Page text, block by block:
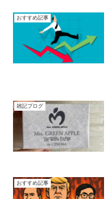
おすすめ記事
雑記ブログ
おすすめ記事